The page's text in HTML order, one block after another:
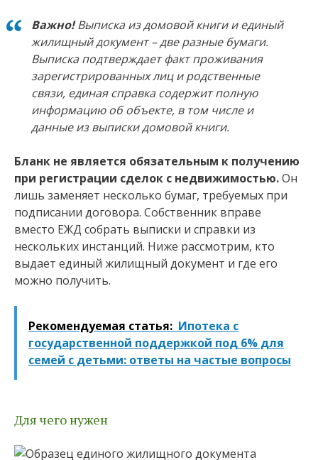
Важно!Выписка из домовой книги и единый
жилищный документ – две разные бумаги.
Выписка подтверждает факт проживания
зарегистрированных лиц и родственные
связи, единая справка содержит полную
информацию об объекте, в том числе и
данные из выписки домовой книги.
Бланк не является обязательным к получению
при регистрации сделок с недвижимостью.Он
лишь заменяет несколько бумаг, требуемых при
подписании договора. Собственник вправе
вместо ЕЖД собрать выписки и справки из
нескольких инстанций. Ниже рассмотрим, кто
выдает единый жилищный документ и где его
можно получить.
Рекомендуемая статья: Ипотека с
государственной поддержкой под 6% для
семей с детьми: ответы на частые вопросы
Для чего нужен